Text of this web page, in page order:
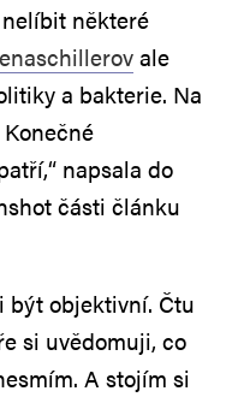
některé
ale
a bakterie. Na
Konečné
napsala do
části článku
být objektivní. Čtu
si uvědomuji, co
A stojím si